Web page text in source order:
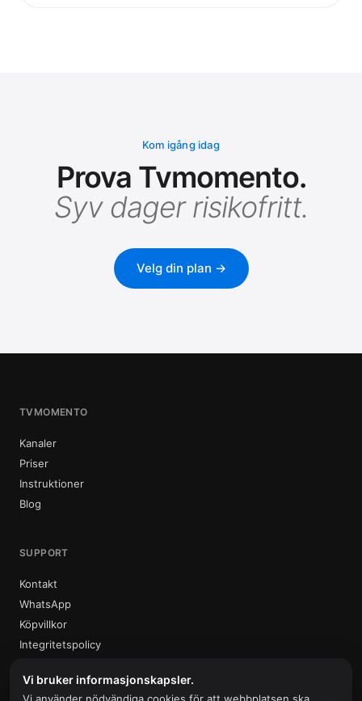
Kom igång idag
Prova Tvmomento.
Syv dager risikofritt.
Velg din plan →
TVMOMENTO
Kanaler
Priser
Instruktioner
Blog
SUPPORT
Kontakt
WhatsApp
Köpvillkor
Integritetspolicy
Vi bruker informasjonskapsler.